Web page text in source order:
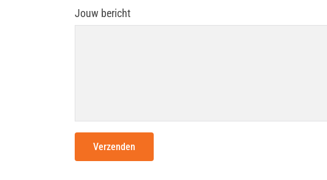
Jouw bericht
Verzenden